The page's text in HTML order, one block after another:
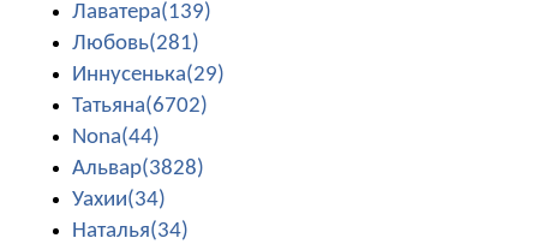
Лаватера(139)
Любовь(281)
Иннусенька(29)
Татьяна(6702)
Nona(44)
Альвар(3828)
Уахии(34)
Наталья(34)